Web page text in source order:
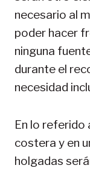
necesario al
poder hacer
ninguna
durante el
necesidad
En lo referido
costera y en
holgadas